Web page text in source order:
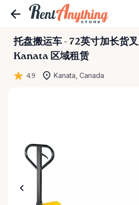
托盘搬运车 - 72英寸加长货叉
Kanata 区域租赁
4.9 Kanata, Canada